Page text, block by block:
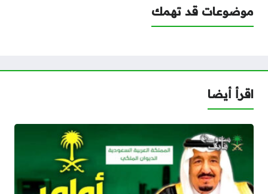
موضوعات قد تهمك
اقرأ أيضا